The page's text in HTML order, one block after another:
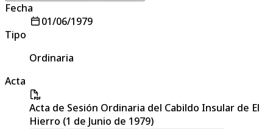
Fecha
01/06/1979
Tipo
Ordinaria
Acta
Acta de Sesión Ordinaria del Cabildo Insular de El
Hierro (1 de Junio de 1979)